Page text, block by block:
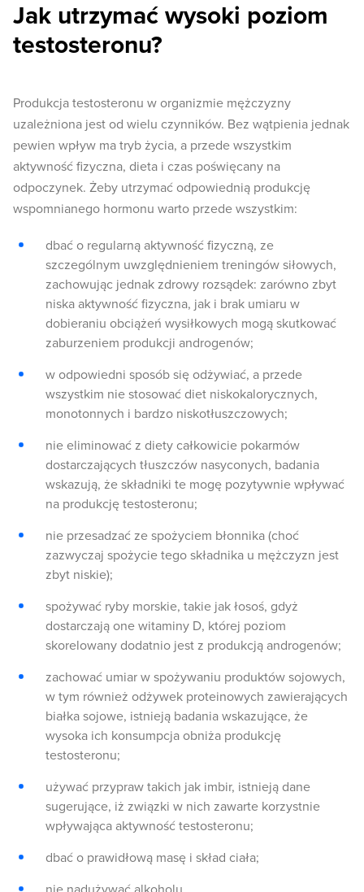
Jak utrzymać wysoki poziom
testosteronu?
Produkcja testosteronu w organizmie mężczyzny
uzależniona jest od wielu czynników. Bez wątpienia jednak
pewien wpływ ma tryb życia, a przede wszystkim
aktywność fizyczna, dieta i czas poświęcany na
odpoczynek. Żeby utrzymać odpowiednią produkcję
wspomnianego hormonu warto przede wszystkim:
dbać o regularną aktywność fizyczną, ze
szczególnym uwzględnieniem treningów siłowych,
zachowując jednak zdrowy rozsądek: zarówno zbyt
niska aktywność fizyczna, jak i brak umiaru w
dobieraniu obciążeń wysiłkowych mogą skutkować
zaburzeniem produkcji androgenów;
w odpowiedni sposób się odżywiać, a przede
wszystkim nie stosować diet niskokalorycznych,
monotonnych i bardzo niskotłuszczowych;
nie eliminować z diety całkowicie pokarmów
dostarczających tłuszczów nasyconych, badania
wskazują, że składniki te mogę pozytywnie wpływać
na produkcję testosteronu;
nie przesadzać ze spożyciem błonnika (choć
zazwyczaj spożycie tego składnika u mężczyzn jest
zbyt niskie);
spożywać ryby morskie, takie jak łosoś, gdyż
dostarczają one witaminy D, której poziom
skorelowany dodatnio jest z produkcją androgenów;
zachować umiar w spożywaniu produktów sojowych,
w tym również odżywek proteinowych zawierających
białka sojowe, istnieją badania wskazujące, że
wysoka ich konsumpcja obniża produkcję
testosteronu;
używać przypraw takich jak imbir, istnieją dane
sugerujące, iż związki w nich zawarte korzystnie
wpływająca aktywność testosteronu;
dbać o prawidłową masę i skład ciała;